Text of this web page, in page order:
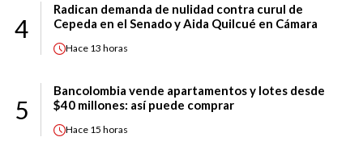
4
Radican demanda de nulidad contra curul de
Cepeda en el Senado y Aida Quilcué en Cámara
Hace 13 horas
5
Bancolombia vende apartamentos y lotes desde
$40 millones: así puede comprar
Hace 15 horas